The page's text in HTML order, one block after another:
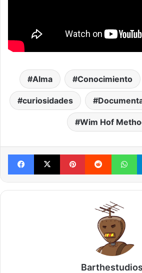
Alma Conocimiento
curiosidades
Wim Hof
Facebook
X PinterestReddit
Barthestudios